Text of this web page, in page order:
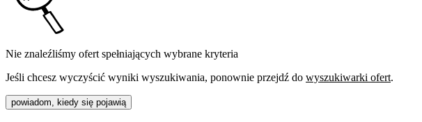
Nie znaleźliśmy ofert spełniających wybrane kryteria
Jeśli chcesz wyczyścić wyniki wyszukiwania, ponownie przejdź do wyszukiwarki ofert.
powiadom, kiedy się pojawią